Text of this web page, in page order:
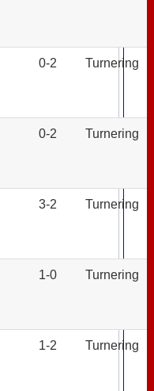
0-2 Turnering
0-2 Turnering
3-2 Turnering
1-0 Turnering
1-2 Turnering